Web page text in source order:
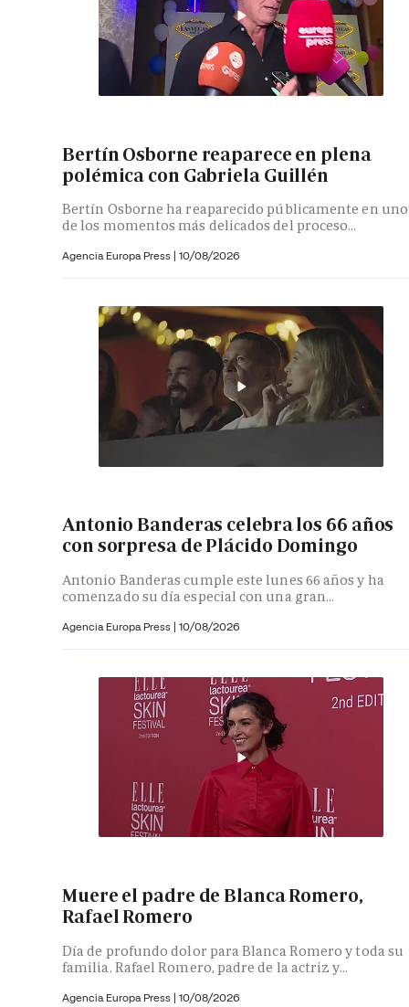
Bertín Osborne reaparece en plena
polémica con Gabriela Guillén
Bertín Osborne ha reaparecido públicamente en uno
de los momentos más delicados del proceso...
Agencia Europa Press | 10/08/2026
Antonio Banderas celebra los 66 años
con sorpresa de Plácido Domingo
Antonio Banderas cumple este lunes 66 años y ha
comenzado su día especial con una gran...
Agencia Europa Press | 10/08/2026
Muere el padre de Blanca Romero,
Rafael Romero
Día de profundo dolor para Blanca Romero y toda su
familia. Rafael Romero, padre de la actriz y...
Agencia Europa Press | 10/08/2026